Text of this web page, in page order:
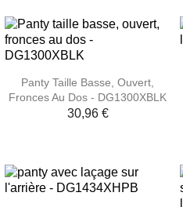
Panty Taille Basse, Ouvert,
Fronces Au Dos - DG1300XBLK
30,96 €